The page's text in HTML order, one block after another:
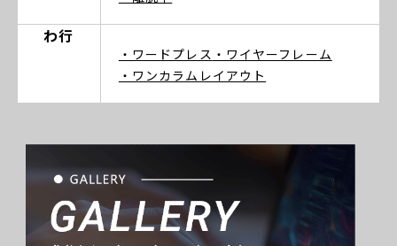
わ行
・ワードプレス ・ワイヤーフレーム
・ワンカラムレイアウト